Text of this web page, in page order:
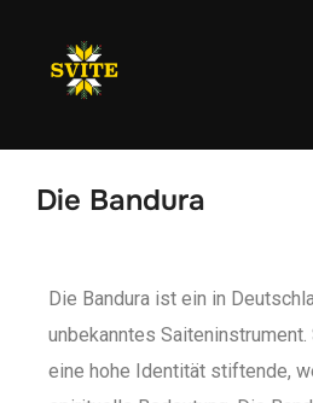
Die Bandura
Die Bandura ist ein in
unbekanntes Saiteninstrument.
eine hohe Identität stiftende,